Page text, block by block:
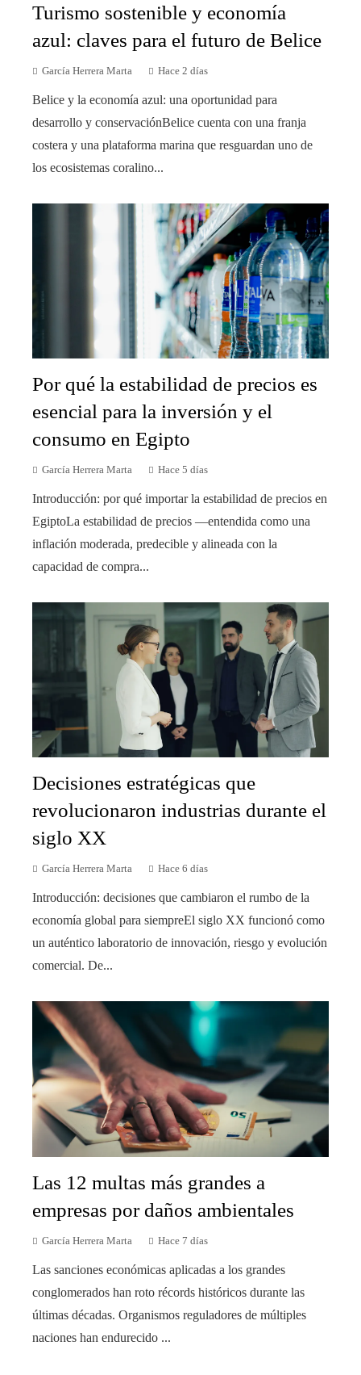
Turismo sostenible y economía
azul: claves para el futuro de Belice
García Herrera Marta Hace 2 días
Belice y la economía azul: una oportunidad para
desarrollo y conservaciónBelice cuenta con una franja
costera y una plataforma marina que resguardan uno de
los ecosistemas coralino...
Por qué la estabilidad de precios es
esencial para la inversión y el
consumo en Egipto
García Herrera Marta Hace 5 días
Introducción: por qué importar la estabilidad de precios en
EgiptoLa estabilidad de precios —entendida como una
inflación moderada, predecible y alineada con la
capacidad de compra...
Decisiones estratégicas que
revolucionaron industrias durante el
siglo XX
García Herrera Marta Hace 6 días
Introducción: decisiones que cambiaron el rumbo de la
economía global para siempreEl siglo XX funcionó como
un auténtico laboratorio de innovación, riesgo y evolución
comercial. De...
Las 12 multas más grandes a
empresas por daños ambientales
García Herrera Marta Hace 7 días
Las sanciones económicas aplicadas a los grandes
conglomerados han roto récords históricos durante las
últimas décadas. Organismos reguladores de múltiples
naciones han endurecido ...